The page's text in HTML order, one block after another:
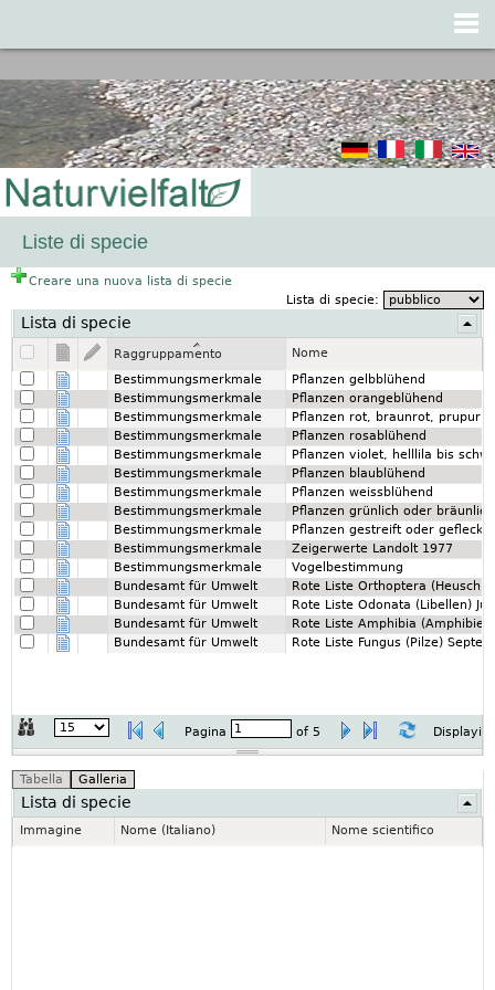
Liste di specie
Creare una nuova lista di specie
Lista di specie:
Lista di specie
Raggruppamento
Nome
Bestimmungsmerkmale
Pflanzen gelbblühend
Bestimmungsmerkmale
Pflanzen orangeblühend
Bestimmungsmerkmale
Pflanzen rot, braunrot,
Bestimmungsmerkmale
Pflanzen rosablühend
Bestimmungsmerkmale
Pflanzen violet, helllila bis
Bestimmungsmerkmale
Pflanzen blaublühend
Bestimmungsmerkmale
Pflanzen weissblühend
Bestimmungsmerkmale
Pflanzen grünlich oder
Bestimmungsmerkmale
Pflanzen gestreift oder
Bestimmungsmerkmale
Zeigerwerte Landolt 1977
Bestimmungsmerkmale
Vogelbestimmung
Bundesamt für Umwelt
Rote Liste Orthoptera
Bundesamt für Umwelt
Rote Liste Odonata (Libellen)
Bundesamt für Umwelt
Rote Liste Amphibia
Bundesamt für Umwelt
Rote Liste Fungus (Pilze)
Pagina of 5
Lista di specie
Immagine Nome (Italiano) Nome scientifico